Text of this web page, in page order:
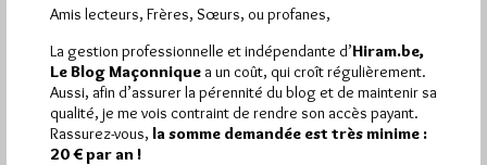
visiteset3 133 pages ont été lues (Source :
Pirsch.io)
Plus d’informations
Amis lecteurs, Frères, Sœurs, ou profanes,
La gestion professionnelle et indépendante d’Hiram.be,
Le Blog Maçonnique a un coût, qui croît régulièrement.
Aussi, afin d’assurer la pérennité du blog et de maintenir sa
qualité, je me vois contraint de rendre son accès payant.
Rassurez-vous, la somme demandée est très minime :
20 € par an !